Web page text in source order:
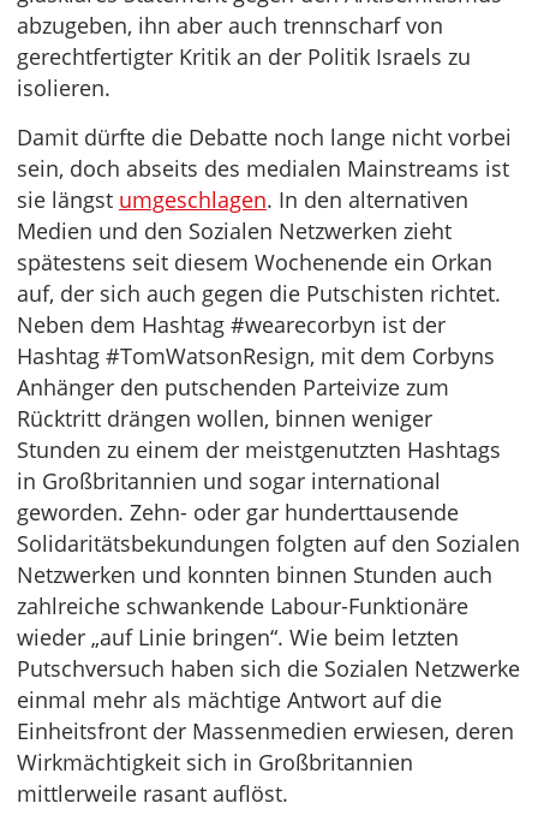
abzugeben, ihn aber auch trennscharf von
gerechtfertigter Kritik an der Politik Israels zu
isolieren.
Damit dürfte die Debatte noch lange nicht vorbei
sein, doch abseits des medialen Mainstreams ist
sie längst umgeschlagen. In den alternativen
Medien und den Sozialen Netzwerken zieht
spätestens seit diesem Wochenende ein Orkan
auf, der sich auch gegen die Putschisten richtet.
Neben dem Hashtag #wearecorbyn ist der
Hashtag #TomWatsonResign, mit dem Corbyns
Anhänger den putschenden Parteivize zum
Rücktritt drängen wollen, binnen weniger
Stunden zu einem der meistgenutzten Hashtags
in Großbritannien und sogar international
geworden. Zehn- oder gar hunderttausende
Solidaritätsbekundungen folgten auf den Sozialen
Netzwerken und konnten binnen Stunden auch
zahlreiche schwankende Labour-Funktionäre
wieder „auf Linie bringen“. Wie beim letzten
Putschversuch haben sich die Sozialen Netzwerke
einmal mehr als mächtige Antwort auf die
Einheitsfront der Massenmedien erwiesen, deren
Wirkmächtigkeit sich in Großbritannien
mittlerweile rasant auflöst.